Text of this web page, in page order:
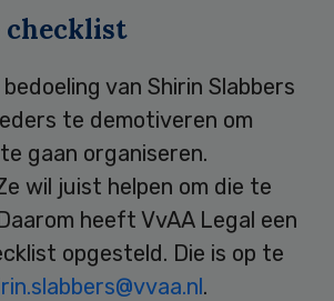
checklist
van Shirin Slabbers
te demotiveren om
gaan organiseren.
wil juist helpen om die te
heeft VvAA Legal een
opgesteld. Die is op te
.